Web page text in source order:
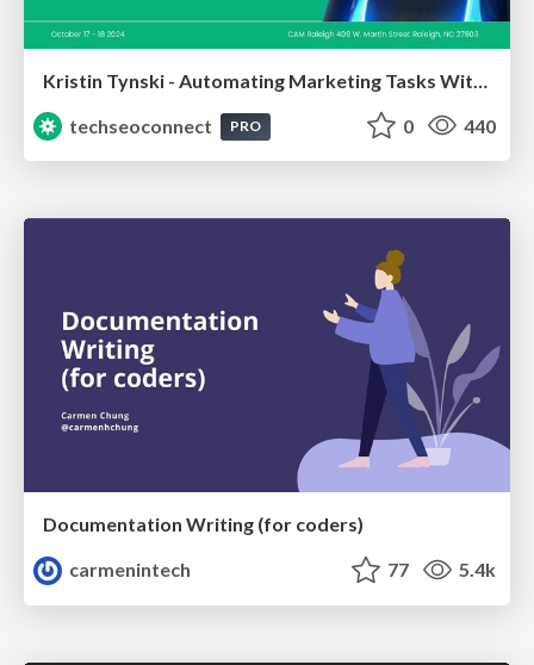
techseoconnect
PRO 0 440
Documentation Writing (for coders)
carmenintech
77 5.4k